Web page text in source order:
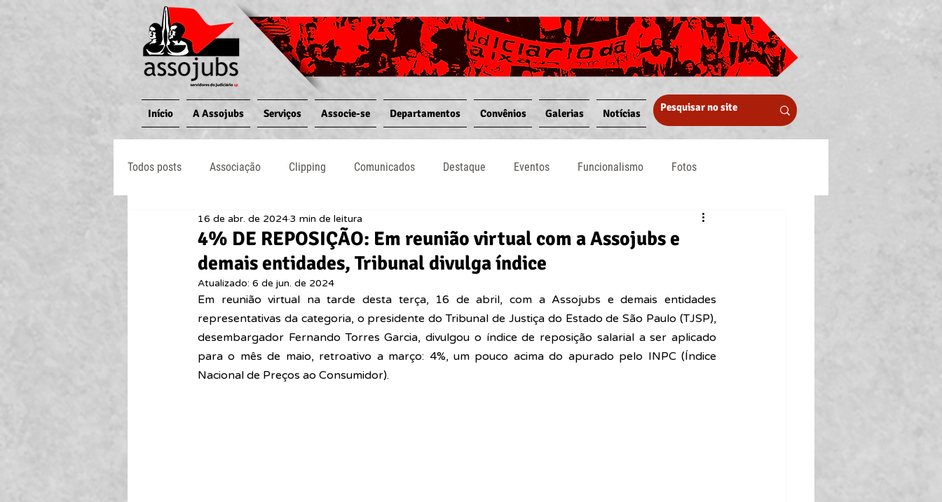
Início A Assojubs Serviços Associe-se Departamentos Convênios Galerias Notícias
Todos posts Associação Clipping Comunicados Destaque Eventos Funcionalismo Fotos
Jornal O Processo Judiciário Notícias
4% DE REPOSIÇÃO: Em reunião virtual com a Assojubs e
demais entidades, Tribunal divulga índice
16 de abr. de 20243 min de leitura
Atualizado: 6 de jun. de 2024
Em reunião virtual na tarde desta terça, 16 de abril, com a Assojubs e demais entidades
representativas da categoria, o presidente do Tribunal de Justiça do Estado de São Paulo (TJSP),
desembargador Fernando Torres Garcia, divulgou o índice de reposição salarial a ser aplicado
para o mês de maio, retroativo a março: 4%, um pouco acima do apurado pelo INPC (Índice
Nacional de Preços ao Consumidor).